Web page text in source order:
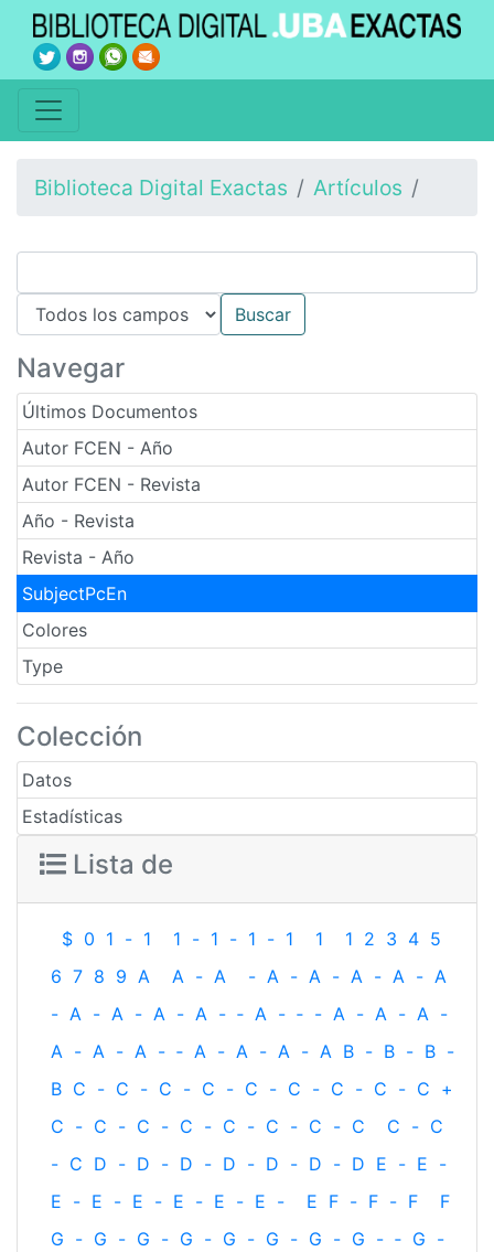
Biblioteca Digital Exactas Artículos
Navegar
Últimos Documentos
Autor FCEN - Año
Autor FCEN - Revista
Año - Revista
Revista - Año
SubjectPcEn
Colores
Type
Colección
Datos
Estadísticas
Lista de
$ 0 1 - 1 1 - 1 - 1 - 1 1 1 2 3 4 5
6 7 8 9 A A - A - A - A - A - A - A
- A - A - A - A - ‐ A - ‐ - A - A - A -
A - A - A - ‐ A - A - A - A B - B - B -
B C - C - C - C - C - C - C - C - C +
C - C - C - C - C - C - C - C C - C
- C D - D - D - D - D - D - D E - E -
E - E - E - E - E - E - E F - F - F
F
G - G - G - G - G - G - G - G - ‐ G -